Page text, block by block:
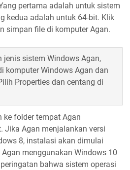
pertama adalah untuk sistem
kedua adalah untuk 64-bit. Klik
simpan file di komputer Agan.
jenis sistem Windows Agan,
komputer Windows Agan dan
Properties dan centang di
ke folder tempat Agan
Jika Agan menjalankan versi
8, instalasi akan dimulai
menggunakan Windows 10
bahwa sistem operasi